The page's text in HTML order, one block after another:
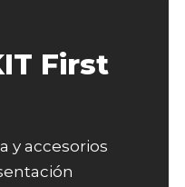
First
y accesorios